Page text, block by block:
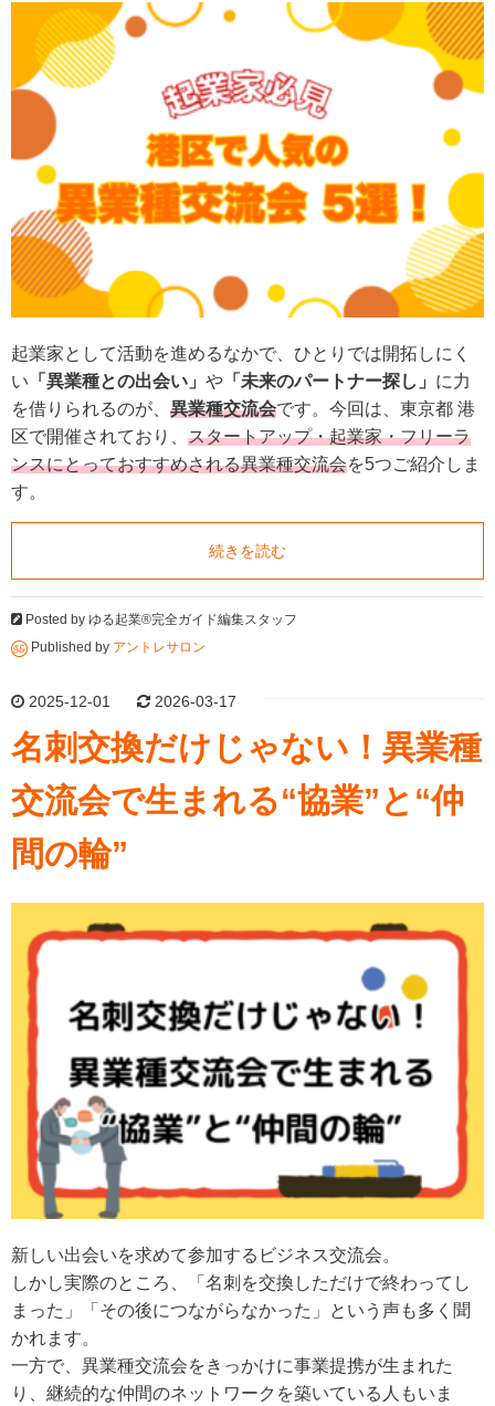
起業家として活動を進めるなかで、ひとりでは開拓しにく
い 「異業種との出会い」 や 「未来のパートナー探し」 に力
を借りられるのが、 異業種交流会です。今回は、東京都 港
区で開催されており、 スタートアップ・起業家・フリーラ
ンスにとっておすすめされる異業種交流会を5つご紹介しま
す。
続きを読む
Posted by ゆる起業®完全ガイド編集スタッフ
Published by アントレサロン
2025-12-01 2026-03-17
名刺交換だけじゃない！異業種
交流会で生まれる“協業”と“仲
間の輪”
新しい出会いを求めて参加するビジネス交流会。
しかし実際のところ、「名刺を交換しただけで終わってし
まった」「その後につながらなかった」という声も多く聞
かれます。
一方で、異業種交流会をきっかけに事業提携が生まれた
り、継続的な仲間のネットワークを築いている人もいま